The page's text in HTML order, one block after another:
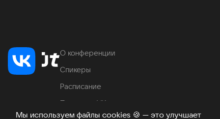
Мы используем файлы cookies 🍪 — это улучшает
О конференции
Спикеры
Расписание
Продукты VK